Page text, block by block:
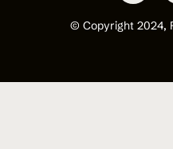
© Copyright 2024,